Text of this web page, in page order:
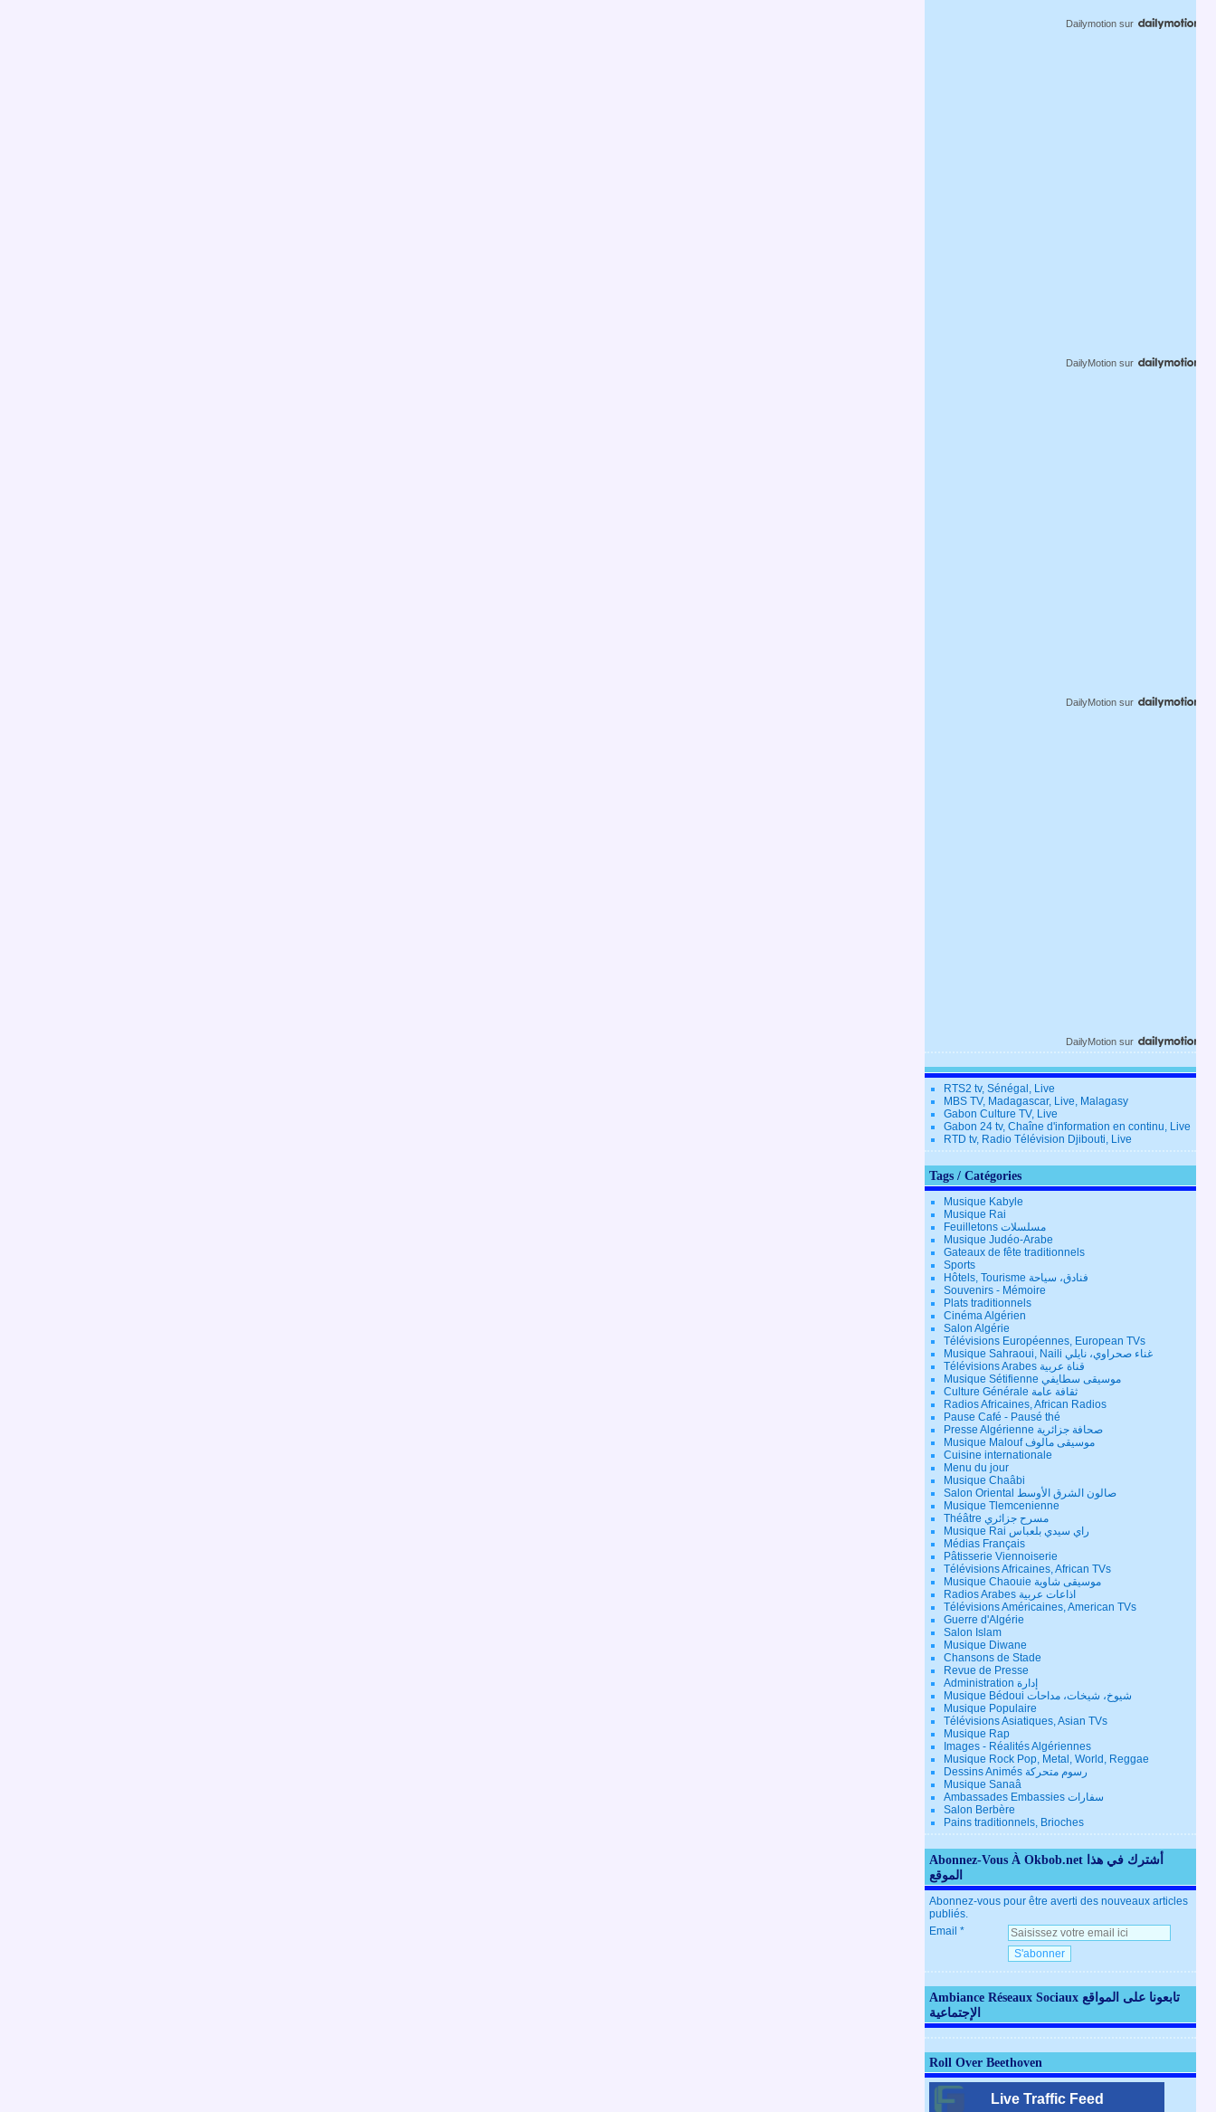
Dailymotion sur
DailyMotion sur
DailyMotion sur
DailyMotion sur
RTS2 tv, Sénégal, Live
MBS TV, Madagascar, Live, Malagasy
Gabon Culture TV, Live
Gabon 24 tv, Chaîne d'information en continu, Live
RTD tv, Radio Télévision Djibouti, Live
Tags / Catégories
Musique Kabyle
Musique Rai
Feuilletons مسلسلات
Musique Judéo-Arabe
Gateaux de fête traditionnels
Sports
Hôtels, Tourisme فنادق، سياحة
Souvenirs - Mémoire
Plats traditionnels
Cinéma Algérien
Salon Algérie
Télévisions Européennes, European TVs
Musique Sahraoui, Naili غناء صحراوي، نايلي
Télévisions Arabes قناة عربية
Musique Sétifienne موسيقى سطايفي
Culture Générale ثقافة عامة
Radios Africaines, African Radios
Pause Café - Pausé thé
Presse Algérienne صحافة جزائرية
Musique Malouf موسيقى مالوف
Cuisine internationale
Menu du jour
Musique Chaâbi
Salon Oriental صالون الشرق الأوسط
Musique Tlemcenienne
Théâtre مسرح جزائري
Musique Rai راي سيدي بلعباس
Médias Français
Pâtisserie Viennoiserie
Télévisions Africaines, African TVs
Musique Chaouie موسيقى شاوية
Radios Arabes اذاعات عربية
Télévisions Américaines, American TVs
Guerre d'Algérie
Salon Islam
Musique Diwane
Chansons de Stade
Revue de Presse
Administration إدارة
Musique Bédoui شيوخ، شيخات، مداحات
Musique Populaire
Télévisions Asiatiques, Asian TVs
Musique Rap
Images - Réalités Algériennes
Musique Rock Pop, Metal, World, Reggae
Dessins Animés رسوم متحركة
Musique Sanaâ
Ambassades Embassies سفارات
Salon Berbère
Pains traditionnels, Brioches
Abonnez-Vous À Okbob.net أشترك في هذا
الموقع
Abonnez-vous pour être averti des nouveaux articles
publiés.
Email
Ambiance Réseaux Sociaux تابعونا على المواقع
الإجتماعية
Roll Over Beethoven
Live Traffic Feed